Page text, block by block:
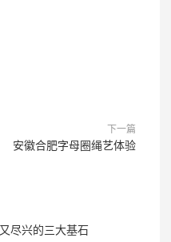
下一篇
安徽合肥字母圈绳艺体验
尽兴的三大基石